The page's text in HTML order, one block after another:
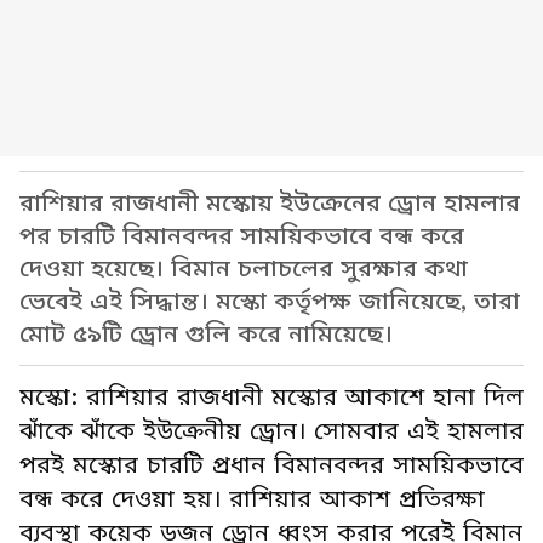
রাশিয়ার রাজধানী মস্কোয় ইউক্রেনের ড্রোন হামলার
পর চারটি বিমানবন্দর সাময়িকভাবে বন্ধ করে
দেওয়া হয়েছে। বিমান চলাচলের সুরক্ষার কথা
ভেবেই এই সিদ্ধান্ত। মস্কো কর্তৃপক্ষ জানিয়েছে, তারা
মোট ৫৯টি ড্রোন গুলি করে নামিয়েছে।
মস্কো: রাশিয়ার রাজধানী মস্কোর আকাশে হানা দিল
ঝাঁকে ঝাঁকে ইউক্রেনীয় ড্রোন। সোমবার এই হামলার
পরই মস্কোর চারটি প্রধান বিমানবন্দর সাময়িকভাবে
বন্ধ করে দেওয়া হয়। রাশিয়ার আকাশ প্রতিরক্ষা
ব্যবস্থা কয়েক ডজন ড্রোন ধ্বংস করার পরেই বিমান